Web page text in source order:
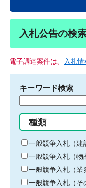
入札公告の検
電子調達案件は、 入札
キーワード検索
る
キ
ー
ワ
ー
ド
種類
一般競争入札（建
一般競争入札（物
一般競争入札（業
一般競争入札（そ